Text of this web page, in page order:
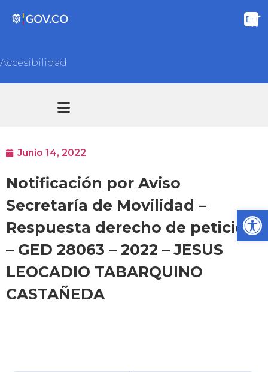
Accesibilidad
Junio 14, 2022
Notificación por Aviso
Secretaría de Movilidad –
Respuesta derecho de petición
– GED 28063 – 2022 – JESUS
LEOCADIO TABARQUINO
CASTAÑEDA